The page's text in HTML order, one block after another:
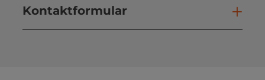
Kontaktformular